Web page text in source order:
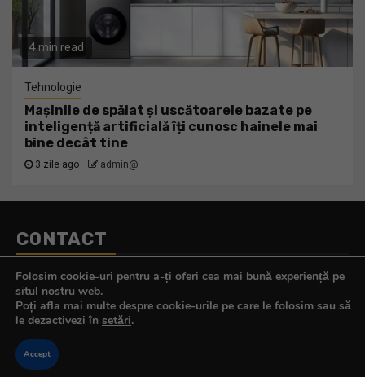
4 min read
Tehnologie
Mașinile de spălat și uscătoarele bazate pe
inteligență artificială îți cunosc hainele mai
bine decât tine
3 zile ago admin@
CONTACT
Telefon:
0770.290.165
E-mail:contact@tehnologistul.ro
Folosim cookie-uri pentru a-ți oferi cea mai bună experiență pe
situl nostru web.
Poți afla mai multe despre cookie-urile pe care le folosim sau să
le dezactivezi în setări.
Accept